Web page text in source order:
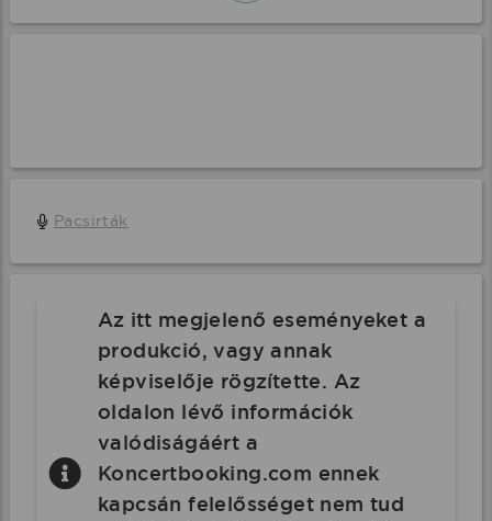
Pacsirták
Az itt megjelenő eseményeket a
produkció, vagy annak
képviselője rögzítette. Az
oldalon lévő információk
valódiságáért a
Koncertbooking.com ennek
kapcsán felelősséget nem tud